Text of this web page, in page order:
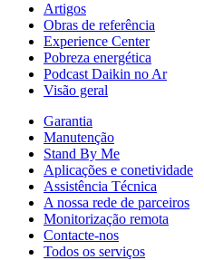
Artigos
Obras de referência
Experience Center
Pobreza energética
Podcast Daikin no Ar
Visão geral
Garantia
Manutenção
Stand By Me
Aplicações e conetividade
Assistência Técnica
A nossa rede de parceiros
Monitorização remota
Contacte-nos
Todos os serviços